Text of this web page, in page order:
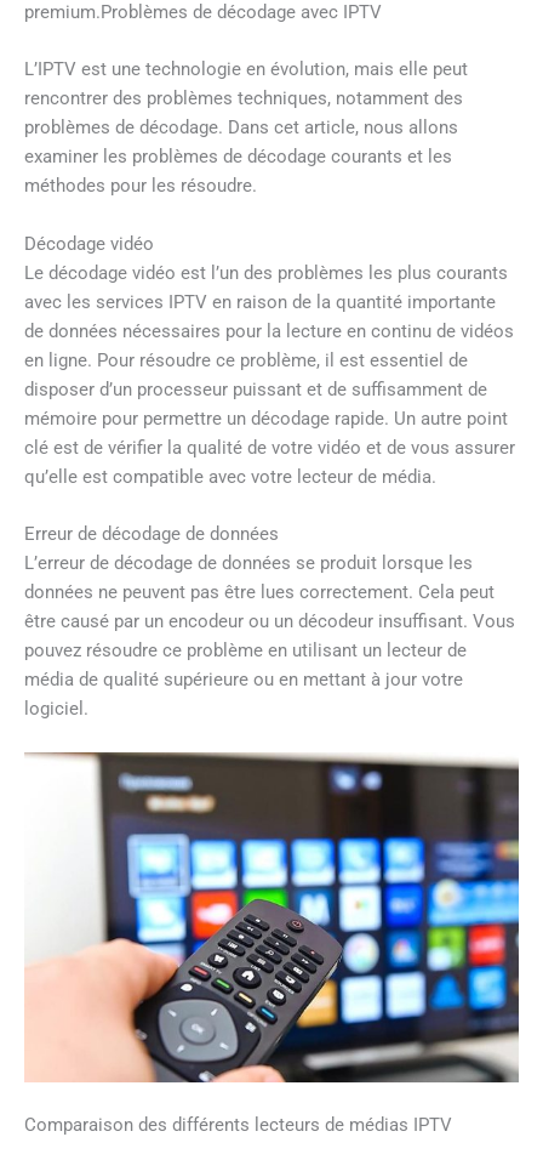
premium.Problèmes de décodage avec IPTV
L’IPTV est une technologie en évolution, mais elle peut
rencontrer des problèmes techniques, notamment des
problèmes de décodage. Dans cet article, nous allons
examiner les problèmes de décodage courants et les
méthodes pour les résoudre.
Décodage vidéo
Le décodage vidéo est l’un des problèmes les plus courants
avec les services IPTV en raison de la quantité importante
de données nécessaires pour la lecture en continu de vidéos
en ligne. Pour résoudre ce problème, il est essentiel de
disposer d’un processeur puissant et de suffisamment de
mémoire pour permettre un décodage rapide. Un autre point
clé est de vérifier la qualité de votre vidéo et de vous assurer
qu’elle est compatible avec votre lecteur de média.
Erreur de décodage de données
L’erreur de décodage de données se produit lorsque les
données ne peuvent pas être lues correctement. Cela peut
être causé par un encodeur ou un décodeur insuffisant. Vous
pouvez résoudre ce problème en utilisant un lecteur de
média de qualité supérieure ou en mettant à jour votre
logiciel.
Comparaison des différents lecteurs de médias IPTV